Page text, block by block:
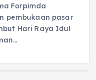
Forpimda
pembukaan pasar
Hari Raya Idul